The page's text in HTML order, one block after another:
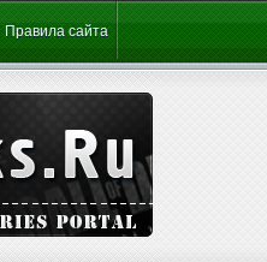
Правила сайта